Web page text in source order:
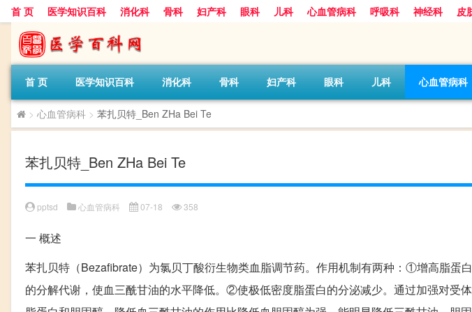
首 页 医学知识百科 消化科 骨科 妇产科 眼科 儿科 心血管病科 呼吸科 神经科 皮
首 页 医学知识百科 消化科 骨科 妇产科 眼科 儿科 心血管病科
> 心血管病科 > 苯扎贝特_Ben ZHa Bei Te
苯扎贝特_Ben ZHa Bei Te
pptsd 心血管病科 07-18 358
一 概述
苯扎贝特（Bezafibrate）为氯贝丁酸衍生物类血脂调节药。作用机制有两种：①增高脂蛋
的分解代谢，使血三酰甘油的水平降低。②使极低密度脂蛋白的分泌减少。通过加强对受